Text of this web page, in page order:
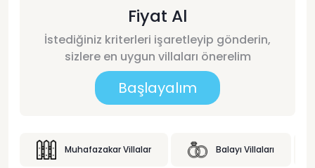
Fiyat Al
İstediğiniz kriterleri işaretleyip gönderin,
sizlere en uygun villaları önerelim
Başlayalım
Muhafazakar Villalar Balayı Villaları